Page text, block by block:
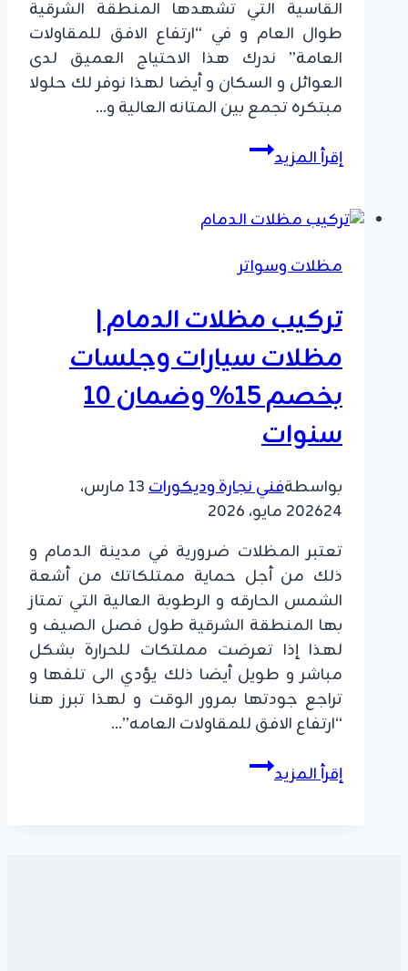
القاسية التي تشهدها المنطقة الشرقية
طوال العام و في “ارتفاع الافق للمقاولات
العامة” ندرك هذا الاحتياج العميق لدى
العوائل و السكان و أيضا لهذا نوفر لك حلولا
مبتكره تجمع بين المتانه العالية و…
إقرأ المزيد
تركيب
القطيف
أفضل
سواتر
حديد
وقماش
بمواصفات
عالية
مظلات وسواتر
تركيب مظلات الدمام |
مظلات سيارات وجلسات
بخصم 15% وضمان 10
سنوات
بواسطةفني نجارة وديكورات
13 مارس،
202624 مايو، 2026
تعتبر المظلات ضرورية في مدينة الدمام و
ذلك من أجل حماية ممتلكاتك من أشعة
الشمس الحارقه و الرطوبة العالية التي تمتاز
بها المنطقة الشرقية طول فصل الصيف و
لهذا إذا تعرضت مملتكات للحرارة بشكل
مباشر و طويل أيضا ذلك يؤدي الى تلفها و
تراجع جودتها بمرور الوقت و لهذا تبرز هنا
“ارتفاع الافق للمقاولات العامه”…
إقرأ المزيدتركيب
مظلات